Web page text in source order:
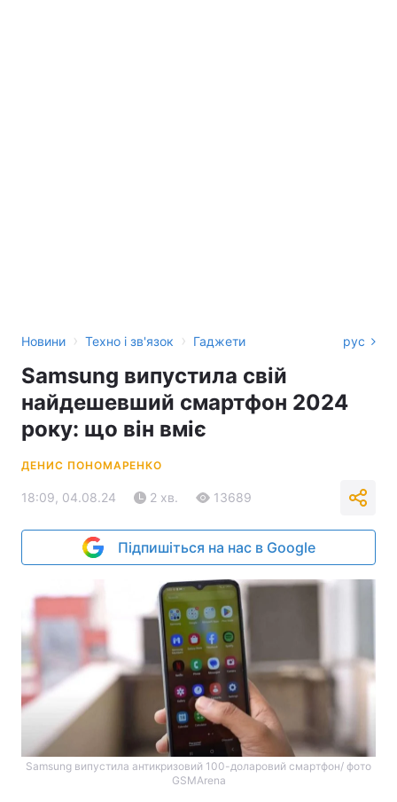
Новини › Техно і зв'язок › Гаджети рус
Samsung випустила свій
найдешевший смартфон 2024
року: що він вміє
ДЕНИС ПОНОМАРЕНКО
18:09, 04.08.24 2 хв. 13689
Підпишіться на нас в Google
Samsung випустила антикризовий 100-доларовий смартфон/ фото
GSMArena